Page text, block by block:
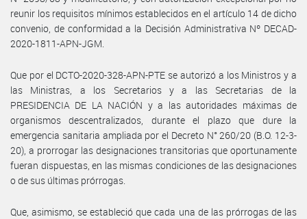
reunir los requisitos mínimos establecidos en el artículo 14 de dicho
convenio, de conformidad a la Decisión Administrativa Nº DECAD-
2020-1811-APN-JGM.
Que por el DCTO-2020-328-APN-PTE se autorizó a los Ministros y a
las Ministras, a los Secretarios y a las Secretarias de la
PRESIDENCIA DE LA NACIÓN y a las autoridades máximas de
organismos descentralizados, durante el plazo que dure la
emergencia sanitaria ampliada por el Decreto N° 260/20 (B.O. 12-3-
20), a prorrogar las designaciones transitorias que oportunamente
fueran dispuestas, en las mismas condiciones de las designaciones
o de sus últimas prórrogas.
Que, asimismo, se estableció que cada una de las prórrogas de las